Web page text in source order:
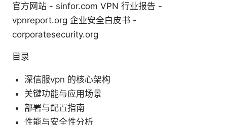
官方网站 - sinfor.com VPN 行业报告 -
vpnreport.org 企业安全白皮书 -
corporatesecurity.org
目录
深信服vpn 的核心架构
关键功能与应用场景
部署与配置指南
性能与安全性分析